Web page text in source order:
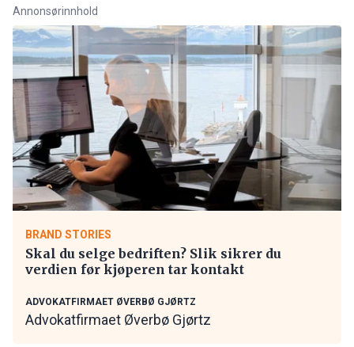
Annonsørinnhold
BRAND STORIES
Skal du selge bedriften? Slik sikrer du
verdien før kjøperen tar kontakt
ADVOKATFIRMAET ØVERBØ GJØRTZ
Advokatfirmaet Øverbø Gjørtz